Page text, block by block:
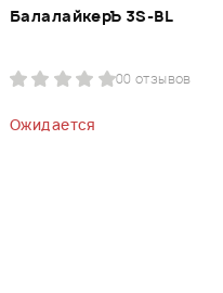
БалалайкерЪ 3S-BL
00 отзывов
Ожидается